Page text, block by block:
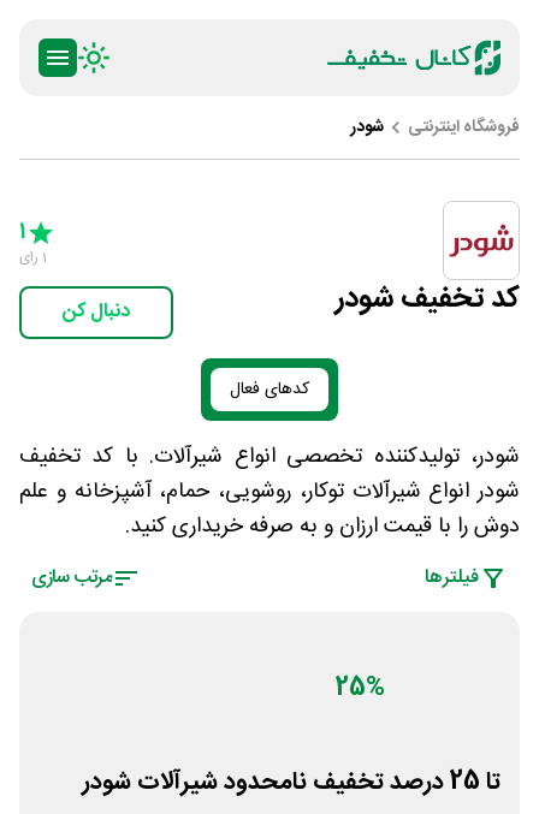
فروشگاه اینترنتی شودر
کد تخفیف شودر
5 Stars
1
1 رای
دنبال کن
کدهای فعال
شودر، تولیدکننده تخصصی انواع شیرآلات. با کد تخفیف
شودر انواع شیرآلات توکار، روشویی، حمام، آشپزخانه و علم
دوش را با قیمت ارزان و به صرفه خریداری کنید.
فیلتر‌ها مرتب سازی
25%
تا 25 درصد تخفیف نامحدود شیرآلات شودر